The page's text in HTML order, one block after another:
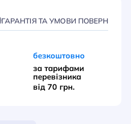
ГАРАНТІЯ ТА УМОВИ ПОВЕРНЕННЯ
безкоштовно
за тарифами
перевізника
від 70 грн.